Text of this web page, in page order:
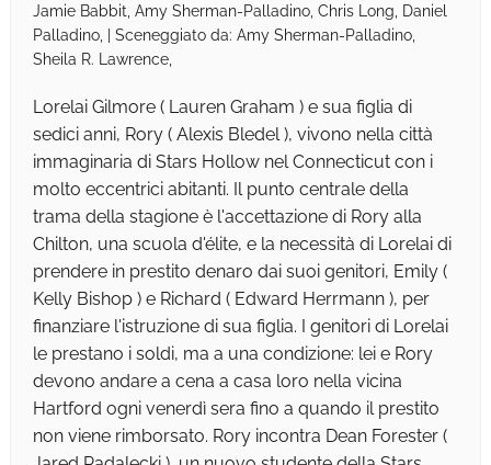
Jamie Babbit, Amy Sherman-Palladino, Chris Long, Daniel
Palladino, | Sceneggiato da: Amy Sherman-Palladino,
Sheila R. Lawrence,
Lorelai Gilmore ( Lauren Graham ) e sua figlia di
sedici anni, Rory ( Alexis Bledel ), vivono nella città
immaginaria di Stars Hollow nel Connecticut con i
molto eccentrici abitanti. Il punto centrale della
trama della stagione è l'accettazione di Rory alla
Chilton, una scuola d'élite, e la necessità di Lorelai di
prendere in prestito denaro dai suoi genitori, Emily (
Kelly Bishop ) e Richard ( Edward Herrmann ), per
finanziare l'istruzione di sua figlia. I genitori di Lorelai
le prestano i soldi, ma a una condizione: lei e Rory
devono andare a cena a casa loro nella vicina
Hartford ogni venerdì sera fino a quando il prestito
non viene rimborsato. Rory incontra Dean Forester (